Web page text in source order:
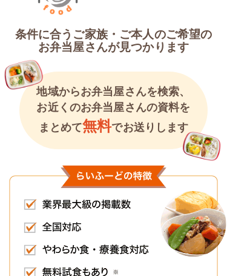
条件に合うご家族・ご本人のご希望の
お弁当屋さんが見つかります
地域からお弁当屋さんを検索、
お近くのお弁当屋さんの資料を
まとめて無料でお送りします